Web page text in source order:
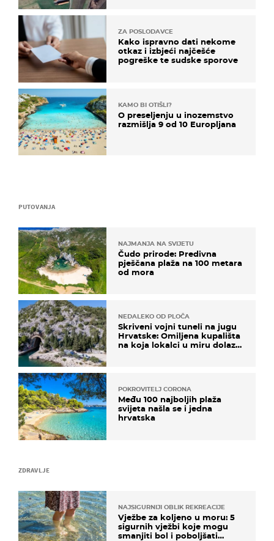
ZDRAVLJE
NAJSIGURNIJI OBLIK REKREACIJE
Vježbe za koljeno u moru: 5
sigurnih vježbi koje mogu
smanjiti bol i poboljšati
PUTOVANJA
NAJMANJA NA SVIJETU
Čudo prirode: Predivna
pješčana plaža na 100 metara
od mora
NEDALEKO OD PLOČA
Skriveni vojni tuneli na jugu
Hrvatske: Omiljena kupališta
na koja lokalci u miru dolaze
POKROVITELJ CORONA
Među 100 najboljih plaža
svijeta našla se i jedna
hrvatska
ZA POSLODAVCE
Kako ispravno dati nekome
otkaz i izbjeći najčešće
pogreške te sudske sporove
KAMO BI OTIŠLI?
O preseljenju u inozemstvo
razmišlja 9 od 10 Europljana